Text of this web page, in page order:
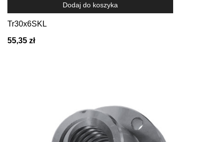
Dodaj do koszyka
Tr30x6SKL
55,35 zł